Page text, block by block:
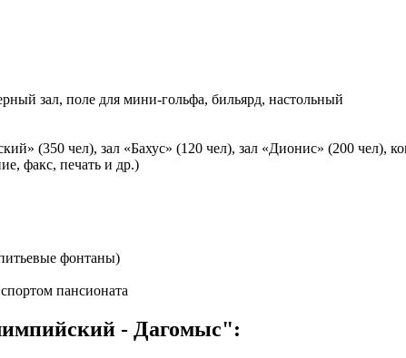
зал, поле для мини-гольфа, бильярд, настольный
(350 чел), зал «Бахус» (120 чел), зал «Дионис» (200 чел),
факс, печать и др.)
фонтаны)
пансионата
- Дагомыс":